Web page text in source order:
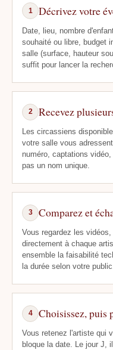
1 Décrivez votre
Date, lieu, nombre
souhaité ou libre, budget
salle (surface, hauteur
suffit pour lancer la
2 Recevez
Les circassiens
votre salle vous
numéro, captations
pas un nom unique.
3 Comparez et
Vous regardez les
directement à chaque
ensemble la faisabilité
la durée selon votre
4 Choisissez, puis
Vous retenez l'artiste qui
bloque la date. Le jour J,